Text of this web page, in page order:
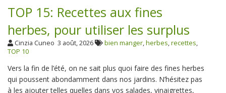
TOP 15: Recettes aux fines
herbes, pour utiliser les surplus
Cinzia Cuneo 3 août, 2026 bien manger,herbes,recettes,
TOP 10
Vers la fin de l’été, on ne sait plus quoi faire des fines herbes
qui poussent abondamment dans nos jardins. N’hésitez pas
à les ajouter telles quelles dans vos salades, vinaigrettes,